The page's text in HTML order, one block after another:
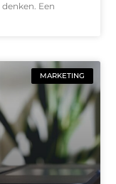
Een
MARKETING